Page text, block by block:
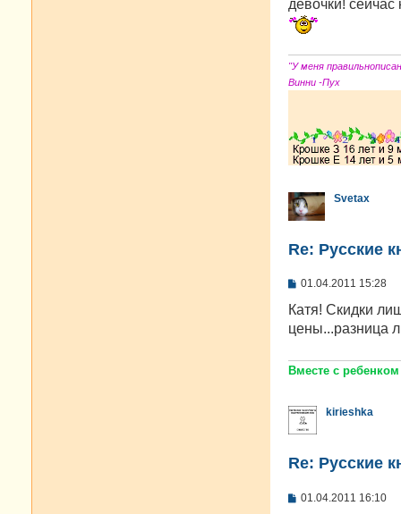
б
щ
н
и
девочки! сейчас
"У меня
Винни -Пух
Svetax
Re: Русские
С
о
щ
н
и
01.04.2011 15:28
Катя! Скидки
цены...разница
Вместе с
kirieshka
Re: Русские
С
01.04.2011 16:10